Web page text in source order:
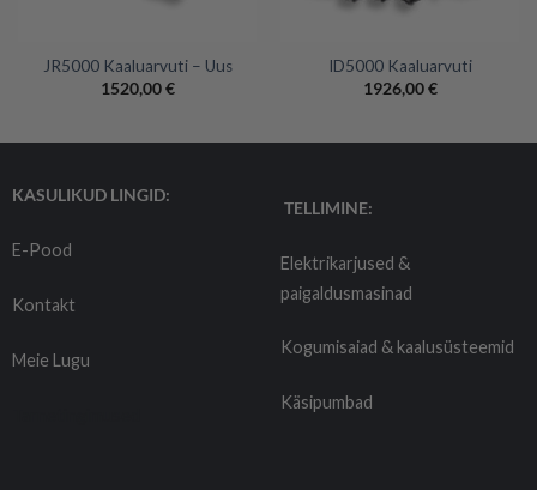
JR5000 Kaaluarvuti – Uus
1520,00€
ID5000 Kaaluarvuti
1926,00€
KASULIKUD LINGID:
E-Pood
Kontakt
Meie Lugu
TELLIMINE:
Elektrikarjused &
paigaldusmasinad
Kogumisaiad & kaalusüsteemid
Käsipumbad